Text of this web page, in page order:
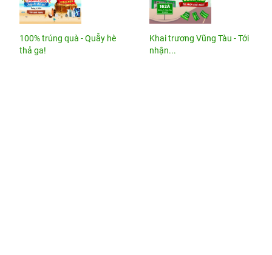
100% trúng quà - Quẫy hè
thả ga!
Khai trương Vũng Tàu - Tới
nhận...